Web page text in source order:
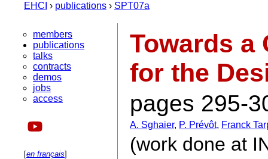
EHCI › publications › SPT07a
members
publications
talks
contracts
demos
jobs
access
[en français]
Towards a
for the
pages 295-
A. Sghaier, P. Prévôt, Franck
(work done at